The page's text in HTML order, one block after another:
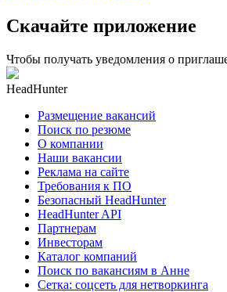
Скачайте приложение
Чтобы получать уведомления о
HeadHunter
Размещение вакансий
Поиск по резюме
О компании
Наши вакансии
Реклама на сайте
Требования к ПО
Безопасный HeadHunter
HeadHunter API
Партнерам
Инвесторам
Каталог компаний
Поиск по вакансиям в Анне
Сетка: соцсеть для нетворкинга